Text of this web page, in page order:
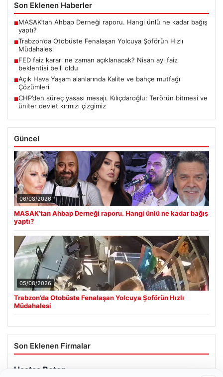
Son Eklenen Haberler
■MASAK’tan Ahbap Derneği raporu. Hangi ünlü ne kadar bağış
yaptı?
■Trabzon’da Otobüste Fenalaşan Yolcuya Şoförün Hızlı
Müdahalesi
■FED faiz kararı ne zaman açıklanacak? Nisan ayı faiz
beklentisi belli oldu
■Açık Hava Yaşam alanlarında Kalite ve bahçe mutfağı
Çözümleri
■CHP’den süreç yasası mesajı. Kılıçdaroğlu: Terörün bitmesi ve
üniter devlet kırmızı çizgimiz
Güncel
06/08/2026
MASAK’tan Ahbap Derneği raporu. Hangi ünlü ne kadar bağış
yaptı?
05/08/2026
Trabzon’da Otobüste Fenalaşan Yolcuya Şoförün Hızlı
Müdahalesi
Son Eklenen Firmalar
Hastaş Beton